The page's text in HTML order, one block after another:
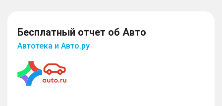
Бесплатный отчет об Авто
Автотека и Авто.ру